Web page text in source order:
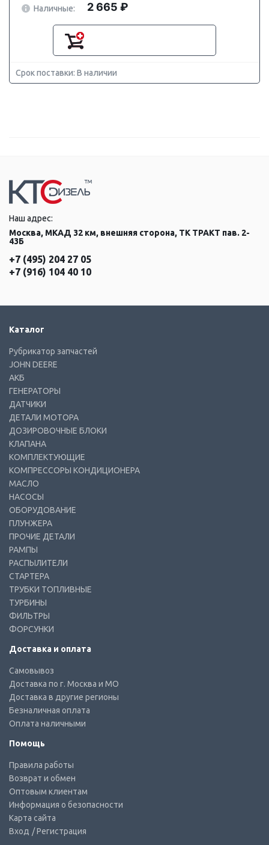
Наличные:
2 665 ₽
Срок поставки: В наличии
Наш адрес:
Москва, МКАД 32 км, внешняя сторона, ТК ТРАКТ пав. 2-
43Б
+7 (495) 204 27 05
+7 (916) 104 40 10
Каталог
Рубрикатор запчастей
JOHN DEERE
АКБ
ГЕНЕРАТОРЫ
ДАТЧИКИ
ДЕТАЛИ МОТОРА
ДОЗИРОВОЧНЫЕ БЛОКИ
КЛАПАНА
КОМПЛЕКТУЮЩИЕ
КОМПРЕССОРЫ КОНДИЦИОНЕРА
МАСЛО
НАСОСЫ
ОБОРУДОВАНИЕ
ПЛУНЖЕРА
ПРОЧИЕ ДЕТАЛИ
РАМПЫ
РАСПЫЛИТЕЛИ
СТАРТЕРА
ТРУБКИ ТОПЛИВНЫЕ
ТУРБИНЫ
ФИЛЬТРЫ
ФОРСУНКИ
Доставка и оплата
Самовывоз
Доставка по г. Москва и МО
Доставка в другие регионы
Безналичная оплата
Оплата наличными
Помощь
Правила работы
Возврат и обмен
Оптовым клиентам
Информация о безопасности
Карта сайта
Вход / Регистрация